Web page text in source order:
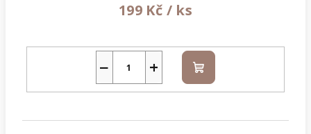
199 Kč / ks
+
− Do
košíku